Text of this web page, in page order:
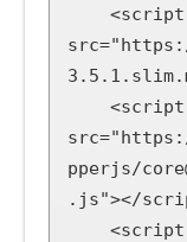
pperjs/
.js"></